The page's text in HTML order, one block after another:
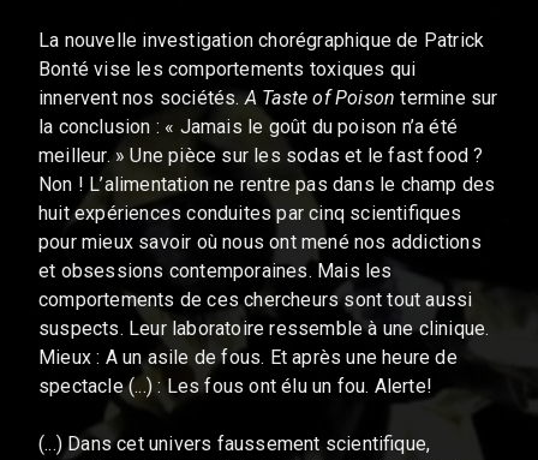
La nouvelle investigation chorégraphique de Patrick
Bonté vise les comportements toxiques qui
innervent nos sociétés.A Taste of Poison termine sur
la conclusion : « Jamais le goût du poison n’a été
meilleur. » Une pièce sur les sodas et le fast food ?
Non ! L’alimentation ne rentre pas dans le champ des
huit expériences conduites par cinq scientifiques
pour mieux savoir où nous ont mené nos addictions
et obsessions contemporaines. Mais les
comportements de ces chercheurs sont tout aussi
suspects. Leur laboratoire ressemble à une clinique.
Mieux : A un asile de fous. Et après une heure de
spectacle (...) : Les fous ont élu un fou. Alerte!
(...) Dans cet univers faussement scientifique,